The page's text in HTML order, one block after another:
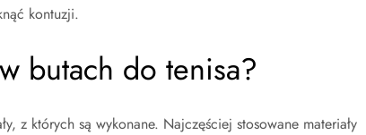
kontuzji.
butach do tenisa?
z których są wykonane. Najczęściej stosowane materiały